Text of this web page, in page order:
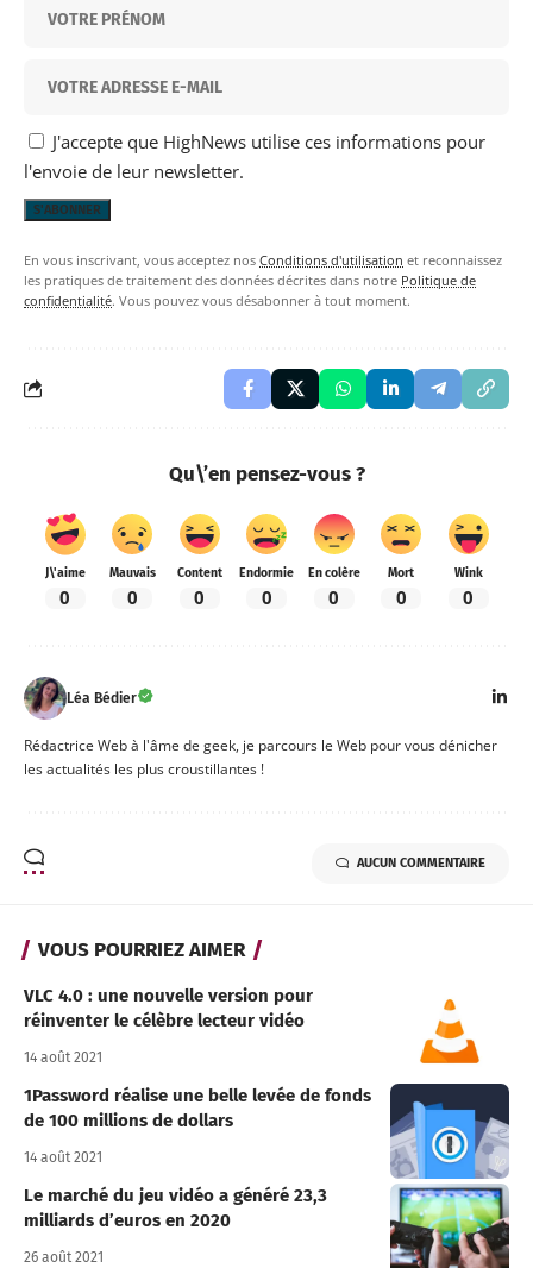
J'accepte que HighNews utilise ces informations pour
l'envoie de leur newsletter.
En vous inscrivant, vous acceptez nos Conditions d'utilisation et reconnaissez
les pratiques de traitement des données décrites dans notre Politique de
confidentialité. Vous pouvez vous désabonner à tout moment.
Qu\’en pensez-vous ?
J\'aime
0
Mauvais
0
Content
0
Endormie
0
En colère
0
Mort
0
Wink
0
Léa Bédier
Rédactrice Web à l'âme de geek, je parcours le Web pour vous dénicher
les actualités les plus croustillantes !
AUCUN COMMENTAIRE
VOUS POURRIEZ AIMER
VLC 4.0 : une nouvelle version pour
réinventer le célèbre lecteur vidéo
14 août 2021
1Password réalise une belle levée de fonds
de 100 millions de dollars
14 août 2021
Le marché du jeu vidéo a généré 23,3
milliards d’euros en 2020
26 août 2021